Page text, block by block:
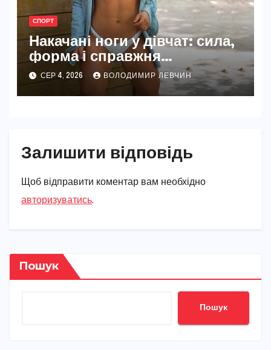
СПОРТ
Накачані ноги у дівчат: сила,
форма і справжня
жіночність
СЕР 4, 2026 ВОЛОДИМИР ЛЕВЧИН
Залишити відповідь
Щоб відправити коментар вам необхідно
авторизуватись.
Пошук
Пошук